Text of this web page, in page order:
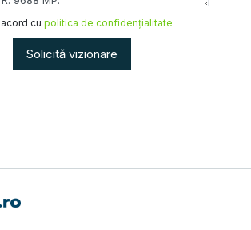
cu politica de confidențialitate
Solicită vizionare